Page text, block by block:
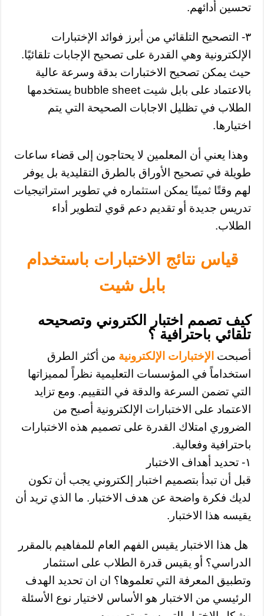
تحسين أدائهم.
٣- التصحيح التلقائي من أبرز فوائد الإختبارات
الإلكترونية وهي القدرة على تصحيح الإجابات تلقائيًا.
حيث يمكن تصحيح الاختبارات بدقة وسرعة عالية
بالاعتماد على بابل شيت bubble sheet يستخدمها
الطلاب في تظليل الاجابات الصحيحة التي يتم
اختيارها.
وهذا يعني أن المعلمين لا يحتاجون إلى قضاء ساعات
طويلة في تصحيح الأوراق بالطرق التقليدية بل يوفر
لهم وقتًا ثمينًا يمكن استثماره في تطوير استراتيجيات
تدريس جديدة أو تقديم دعم قوي لتطوير أداء
الطلاب.
قياس نتائج الاختبارات باستخدام
بابل شيت
كيف تصمم اختبار الكتروني وتصحيحه
تلقائي باحترافية ؟
أصبحت الإختبارات الإلكترونية من أكثر الطرق
استخداماً في المؤسسات التعليمية نظراً لمميزاتها
التي تضمن السرعة والدقة في التقييم. ومع تزايد
الاعتماد على الاختبارات الإلكترونية أصبح من
الضروري امتلاك القدرة على تصميم هذه الاختبارات
باحترافية وفعالية.
١- تحديد أهداف الاختبار
قبل أن تبدأ بتصميم اختبار إلكتروني يجب أن تكون
لديك فكرة واضحة عن هدف الاختبار. ما الذي تريد أن
يقيسه هذا الاختبار.
هل هذا الاختبار يقيس الفهم العام للمفاهيم بالمقرر
الدراسي؟ أو يقيس قدرة الطلاب على استثمار
وتطبيق المعرفة التي تعلموها؟ ان ان تحديد الهدف
الرئيسي من الاختبار هو الأساس لاختيار نوع الأسئلة